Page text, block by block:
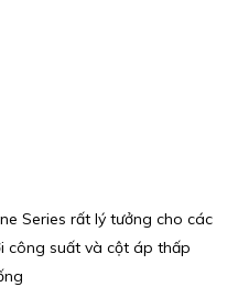
Series rất lý tưởng cho các
công suất và cột áp thấp